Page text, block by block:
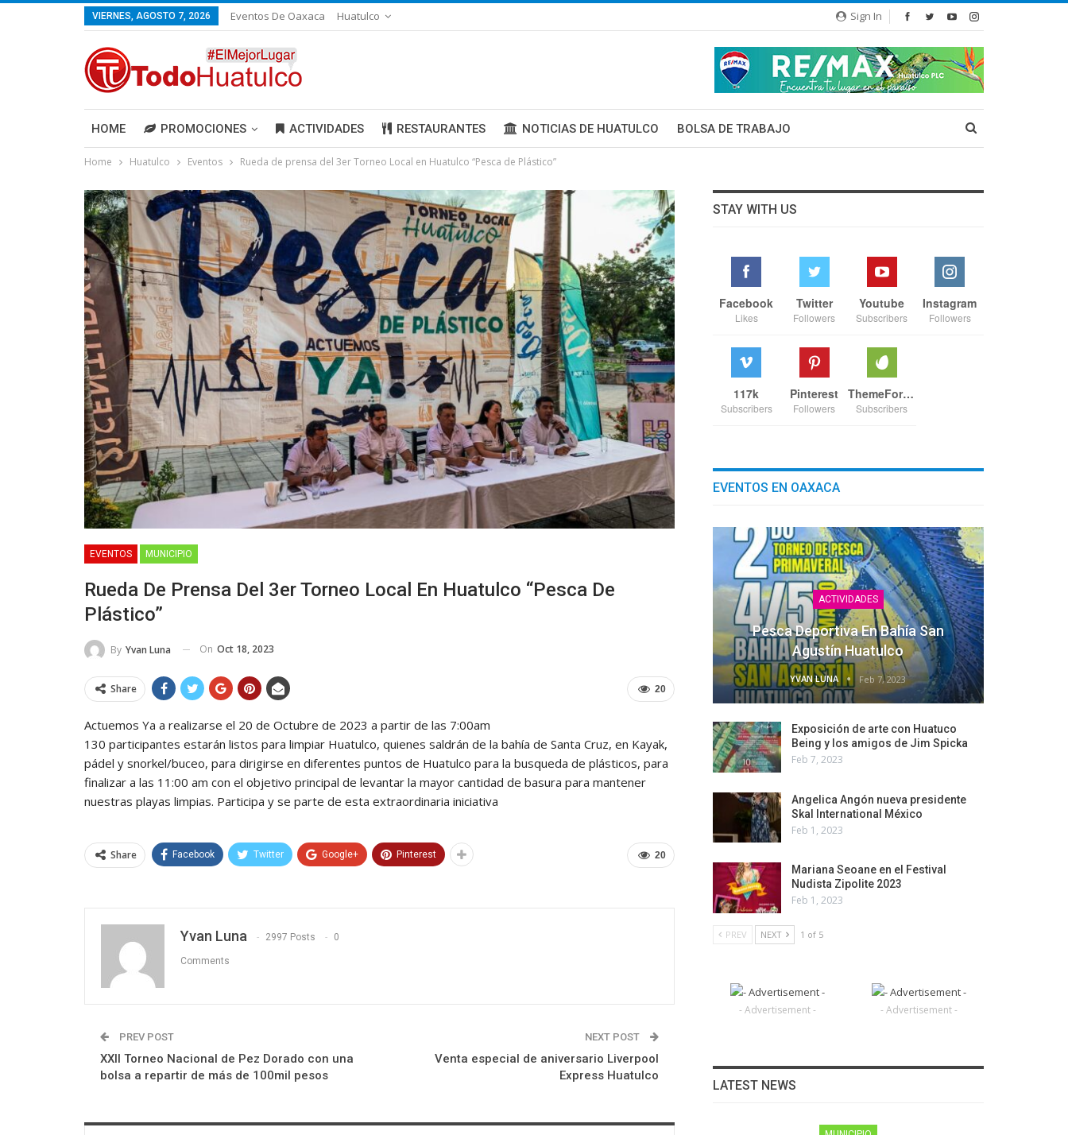
Sign In
VIERNES, AGOSTO 7, 2026 Eventos De Oaxaca Huatulco
HOME PROMOCIONES ACTIVIDADES RESTAURANTES NOTICIAS DE HUATULCO BOLSA DE TRABAJO
Home Huatulco Eventos Rueda de prensa del 3er Torneo Local en Huatulco “Pesca de Plástico”
EVENTOS MUNICIPIO
Rueda De Prensa Del 3er Torneo Local En Huatulco “Pesca De
Plástico”
By Yvan Luna On Oct 18, 2023
20
Share
Actuemos Ya a realizarse el 20 de Octubre de 2023 a partir de las 7:00am
130 participantes estarán listos para limpiar Huatulco, quienes saldrán de la bahía de Santa Cruz, en Kayak,
pádel y snorkel/buceo, para dirigirse en diferentes puntos de Huatulco para la busqueda de plásticos, para
finalizar a las 11:00 am con el objetivo principal de levantar la mayor cantidad de basura para mantener
nuestras playas limpias. Participa y se parte de esta extraordinaria iniciativa
20
Share Facebook Twitter Google+ Pinterest
Yvan Luna 2997 Posts 0
Comments
PREV POST
XXII Torneo Nacional de Pez Dorado con una
bolsa a repartir de más de 100mil pesos
NEXT POST
Venta especial de aniversario Liverpool
Express Huatulco
STAY WITH US
Facebook
Likes
Twitter
Followers
Youtube
Subscribers
Instagram
Followers
117k
Subscribers
Pinterest
Followers
ThemeForest
Subscribers
EVENTOS EN OAXACA
ACTIVIDADES
Pesca Deportiva En Bahía San
Agustín Huatulco
YVAN LUNA Feb 7, 2023
Exposición de arte con Huatuco
Being y los amigos de Jim Spicka
Feb 7, 2023
Angelica Angón nueva presidente
Skal International México
Feb 1, 2023
Mariana Seoane en el Festival
Nudista Zipolite 2023
Feb 1, 2023
PREV NEXT 1 of 5
- Advertisement - - Advertisement -
LATEST NEWS